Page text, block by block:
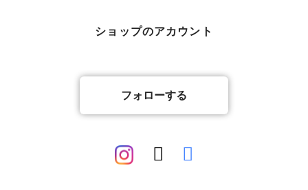
ショップのアカウント
フォローする